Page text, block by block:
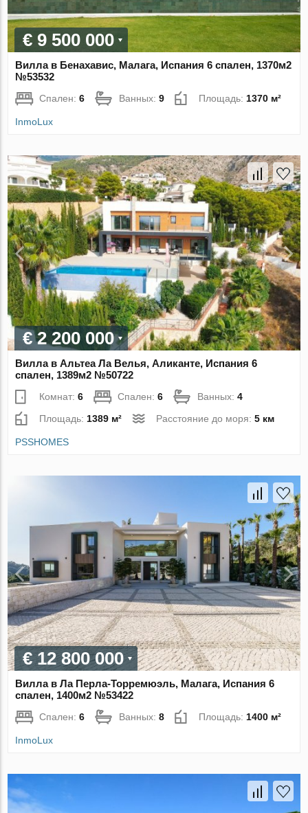
€ 9 500 000
Вилла в Бенахавис, Малага, Испания 6 спален, 1370м2
№53532
Спален:6 Ванных:9 Площадь:1370 м²
InmoLux
€ 2 200 000
Вилла в Альтеа Ла Велья, Аликанте, Испания 6
спален, 1389м2 №50722
Комнат:6 Спален:6 Ванных:4
Площадь: 1389 м² Расстояние до моря:5 км
PSSHOMES
€ 12 800 000
Вилла в Ла Перла-Торремюэль, Малага, Испания 6
спален, 1400м2 №53422
Спален:6 Ванных:8 Площадь: 1400 м²
InmoLux